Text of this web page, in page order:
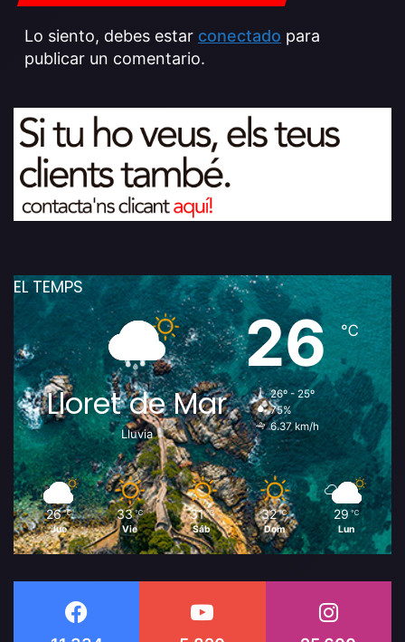
Lo siento, debes estar conectado para
publicar un comentario.
EL TEMPS
Lloret de Mar
Lluvia
26℃
26º - 25º
75%
6.37 km/h
26 ℃
Jue
33 ℃
Vie
31 ℃
Sáb
32 ℃
Dom
29 ℃
Lun